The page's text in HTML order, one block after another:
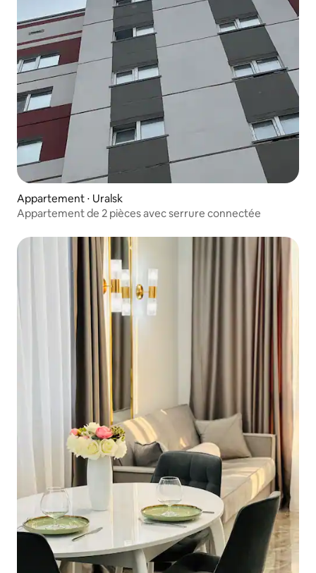
Appartement ⋅ Uralsk
Appartement de 2 pièces avec serrure connectée